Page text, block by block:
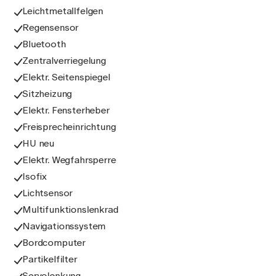
Leichtmetallfelgen
Regensensor
Bluetooth
Zentralverriegelung
Elektr. Seitenspiegel
Sitzheizung
Elektr. Fensterheber
Freisprecheinrichtung
HU neu
Elektr. Wegfahrsperre
Isofix
Lichtsensor
Multifunktionslenkrad
Navigationssystem
Bordcomputer
Partikelfilter